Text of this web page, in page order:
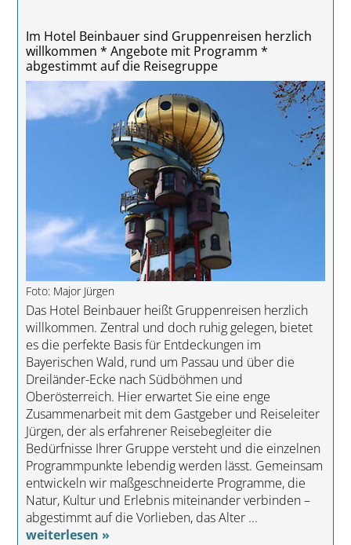
Im Hotel Beinbauer sind Gruppenreisen herzlich
willkommen * Angebote mit Programm *
abgestimmt auf die Reisegruppe
Foto: Major Jürgen
Das Hotel Beinbauer heißt Gruppenreisen herzlich
willkommen. Zentral und doch ruhig gelegen, bietet
es die perfekte Basis für Entdeckungen im
Bayerischen Wald, rund um Passau und über die
Dreiländer-Ecke nach Südböhmen und
Oberösterreich. Hier erwartet Sie eine enge
Zusammenarbeit mit dem Gastgeber und Reiseleiter
Jürgen, der als erfahrener Reisebegleiter die
Bedürfnisse Ihrer Gruppe versteht und die einzelnen
Programmpunkte lebendig werden lässt. Gemeinsam
entwickeln wir maßgeschneiderte Programme, die
Natur, Kultur und Erlebnis miteinander verbinden –
abgestimmt auf die Vorlieben, das Alter ...
weiterlesen »